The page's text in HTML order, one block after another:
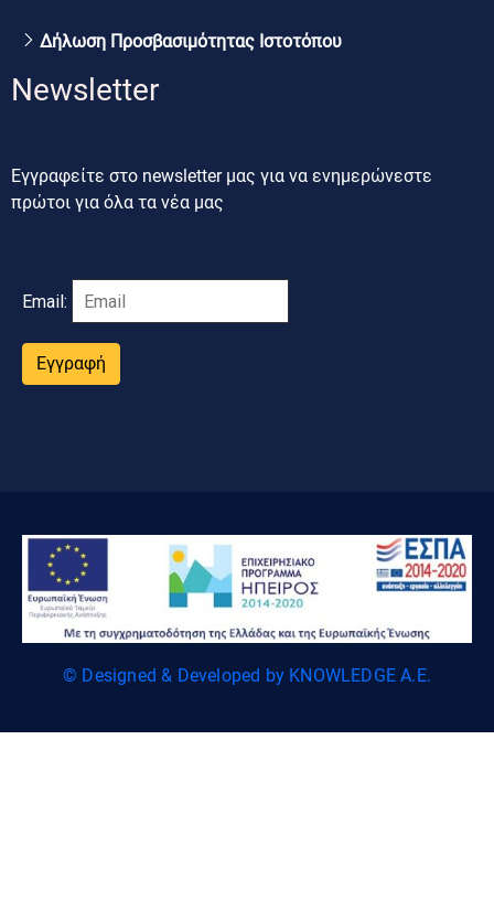
Δήλωση Προσβασιμότητας Ιστοτόπου
Newsletter
Εγγραφείτε στο newsletter μας για να ενημερώνεστε
πρώτοι για όλα τα νέα μας
Email:
Εγγραφή
© Designed & Developed by KNOWLEDGE A.E.